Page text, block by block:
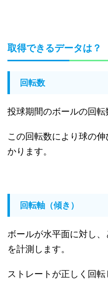
取得できるデータは？
回転数
投球期間のボールの回転
この回転数により球の
かります。
回転軸（傾き）
ボールが水平面に対し
を計測します。
ストレートが正しく回